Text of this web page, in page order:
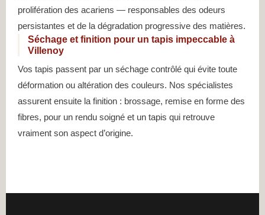
prolifération des acariens — responsables des odeurs
persistantes et de la dégradation progressive des matières.
Séchage et finition pour un tapis impeccable à
Villenoy
Vos tapis passent par un séchage contrôlé qui évite toute
déformation ou altération des couleurs. Nos spécialistes
assurent ensuite la finition : brossage, remise en forme des
fibres, pour un rendu soigné et un tapis qui retrouve
vraiment son aspect d’origine.